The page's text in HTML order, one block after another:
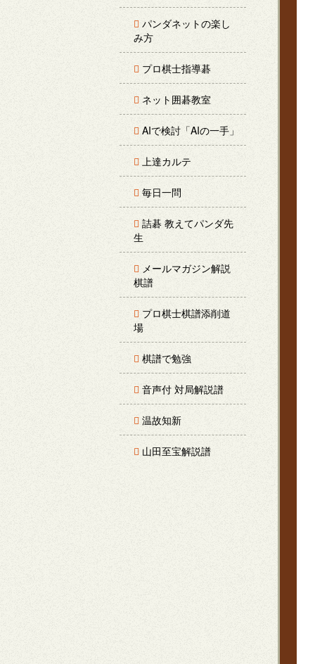
パンダネットの楽し
み方
プロ棋士指導碁
ネット囲碁教室
AIで検討「AIの一手」
上達カルテ
毎日一問
詰碁 教えてパンダ先
生
メールマガジン解説
棋譜
プロ棋士棋譜添削道
場
棋譜で勉強
音声付 対局解説譜
温故知新
山田至宝解説譜